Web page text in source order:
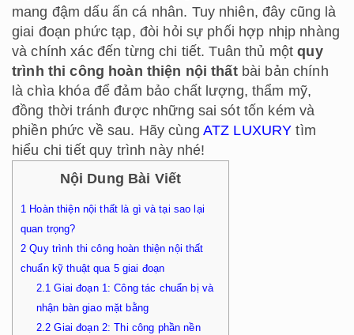
mang đậm dấu ấn cá nhân. Tuy nhiên, đây cũng là
giai đoạn phức tạp, đòi hỏi sự phối hợp nhịp nhàng
và chính xác đến từng chi tiết. Tuân thủ mộtquy
trình thi công hoàn thiện nội thấtbài bản chính
là chìa khóa để đảm bảo chất lượng, thẩm mỹ,
đồng thời tránh được những sai sót tốn kém và
phiền phức về sau. Hãy cùng ATZ LUXURY tìm
hiểu chi tiết quy trình này nhé!
Nội Dung Bài Viết
1 Hoàn thiện nội thất là gì và tại sao lại
quan trọng?
2 Quy trình thi công hoàn thiện nội thất
chuẩn kỹ thuật qua 5 giai đoạn
2.1 Giai đoạn 1: Công tác chuẩn bị và
nhận bàn giao mặt bằng
2.2 Giai đoạn 2: Thi công phần nền